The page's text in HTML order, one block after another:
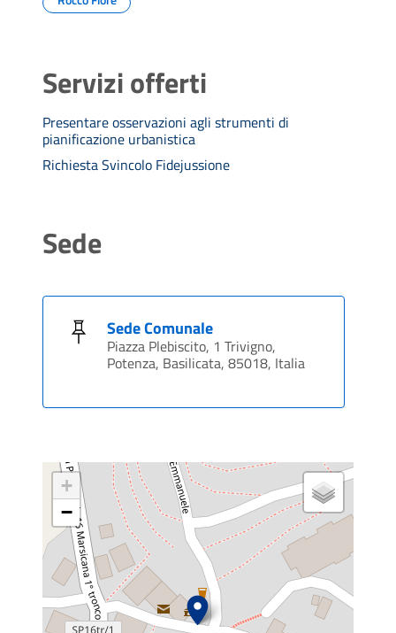
Servizi offerti
Presentare osservazioni agli strumenti di
pianificazione urbanistica
Richiesta Svincolo Fidejussione
Sede
Sede Comunale
Piazza Plebiscito, 1 Trivigno,
Potenza, Basilicata, 85018, Italia
+
−